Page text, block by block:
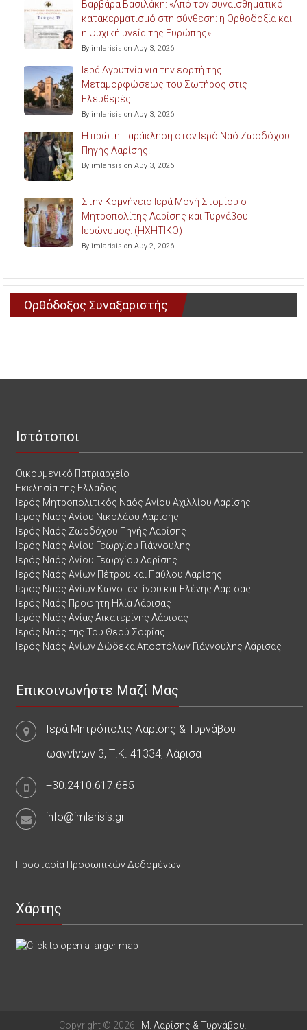
Βαρβάρα Βασιλάκη: «Από τον συναισθηματικό
κατακερματισμό στη σύνθεση: η Ορθοδοξία και
η ψυχική υγεία της Ευρώπης».
By imlarisis on Αυγ 3, 2026
Ιερά Αγρυπνία για την εορτή της
Μεταμορφώσεως του Σωτήρος στις
Ελευθερές.
By imlarisis on Αυγ 3, 2026
Η πρώτη Παράκληση στον Ιερό Ναό Ζωοδόχου
Πηγής Λαρίσης.
By imlarisis on Αυγ 3, 2026
Στην Κομνήνειο Ιερά Μονή Στομίου ο
Μητροπολίτης Λαρίσης και Τυρνάβου
Ιερώνυμος. (ΗΧΗΤΙΚΟ)
By imlarisis on Αυγ 2, 2026
Ορθόδοξος Συναξαριστής
Ιστότοποι
Οικουμενικό Πατριαρχείο
Εκκλησία της Ελλάδος
Ιερός Μητροπολιτικός Ναός Αγίου Αχιλλίου Λαρίσης
Ιερός Ναός Αγίου Νικολάου Λαρίσης
Ιερός Ναός Ζωοδόχου Πηγής Λαρίσης
Ιερός Ναός Αγίου Γεωργίου Γιάννουλης
Ιερός Ναός Αγίου Γεωργίου Λαρίσης
Ιερός Ναός Αγίων Πέτρου και Παύλου Λαρίσης
Ιερός Ναός Αγίων Κωνσταντίνου και Ελένης Λάρισας
Ιερός Ναός Προφήτη Ηλία Λάρισας
Ιερός Ναός Αγίας Αικατερίνης Λάρισας
Ιερός Ναός της Του Θεού Σοφίας
Ιερός Ναός Αγίων Δώδεκα Αποστόλων Γιάννουλης Λάρισας
Επικοινωνήστε Μαζί Μας
Ιερά Μητρόπολις Λαρίσης & Τυρνάβου
Ιωαννίνων 3, Τ.Κ. 41334, Λάρισα
+30.2410.617.685
info@imlarisis.gr
Προστασία Προσωπικών Δεδομένων
Χάρτης
Copyright © 2026 Ι.Μ. Λαρίσης & Τυρνάβου.